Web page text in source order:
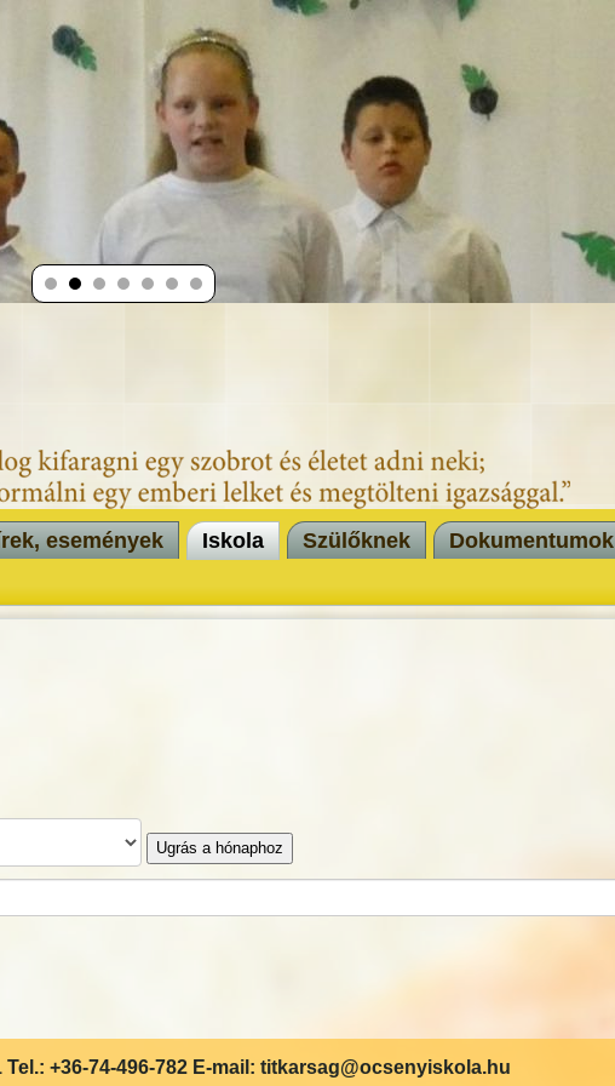
események Iskola Szülőknek
Dokumentumok
Ugrás a hónaphoz
Tel.: +36-74-496-782 E-mail: titkarsag@ocsenyiskola.hu